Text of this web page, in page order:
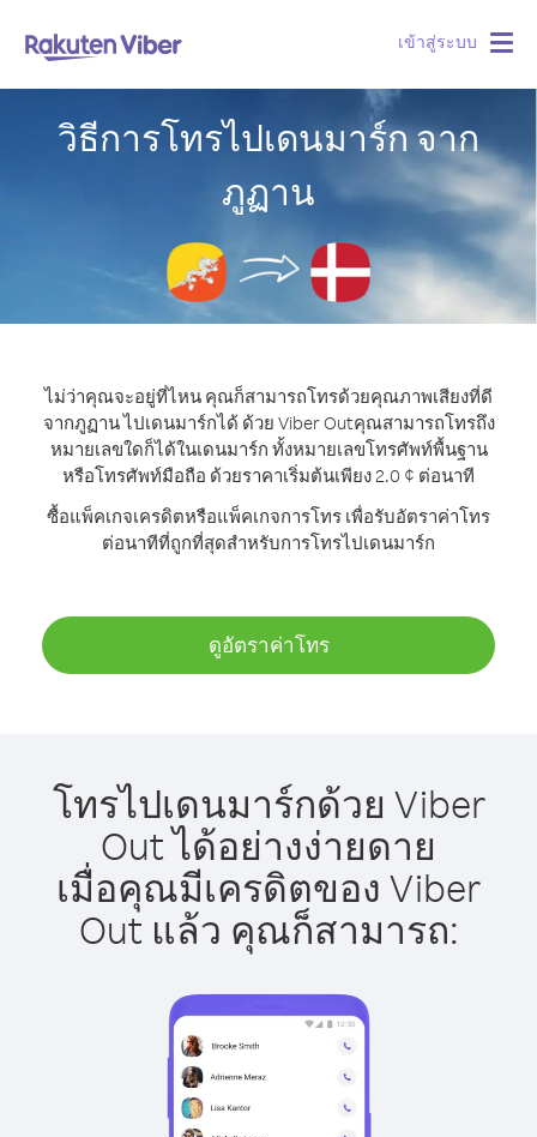
เข้าสู่ระบบ
วิธีการโทรไปเดนมาร์ก จาก
ภูฏาน
ไม่ว่าคุณจะอยู่ที่ไหน คุณก็สามารถโทรด้วยคุณภาพเสียงที่ดี
จากภูฏาน ไปเดนมาร์กได้ ด้วย Viber Outคุณสามารถโทรถึง
หมายเลขใดก็ได้ในเดนมาร์ก ทั้งหมายเลขโทรศัพท์พื้นฐาน
หรือโทรศัพท์มือถือ ด้วยราคาเริ่มต้นเพียง 2.0 ¢ ต่อนาที
ซื้อแพ็คเกจเครดิตหรือแพ็คเกจการโทร เพื่อรับอัตราค่าโทร
ต่อนาทีที่ถูกที่สุดสำหรับการโทรไปเดนมาร์ก
ดูอัตราค่าโทร
โทรไปเดนมาร์กด้วย Viber
Out ได้อย่างง่ายดาย
เมื่อคุณมีเครดิตของ Viber
Out แล้ว คุณก็สามารถ: